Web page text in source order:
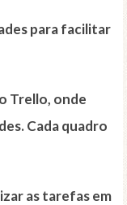
para facilitar
Trello, onde
Cada quadro
as tarefas em